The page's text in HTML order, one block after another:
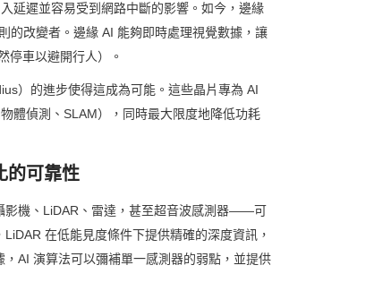
延遲並容易受到網路中斷的影響。如今，邊緣
改變者。邊緣 AI 能夠即時處理視覺數據，讓
停車以避開行人）。
）的進步使得這成為可能。這些晶片專為 AI
體偵測、SLAM），同時最大限度地降低功耗
的可靠性
機、LiDAR、雷達，甚至超音波感測器——可
在低能見度條件下提供精確的深度資訊，
AI 演算法可以彌補單一感測器的弱點，並提供